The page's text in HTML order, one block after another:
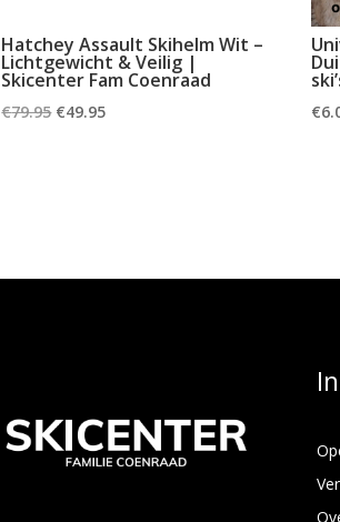
Hatchey Assault Skihelm Wit –
Lichtgewicht & Veilig |
Skicenter Fam Coenraad
€79.95 Oorspronkelijke
€49.95Huidige
€